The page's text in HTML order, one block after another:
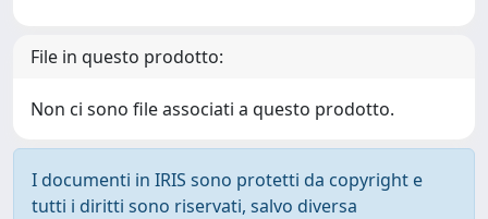
File in questo prodotto:
Non ci sono file associati a questo prodotto.
I documenti in IRIS sono protetti da copyright e
tutti i diritti sono riservati, salvo diversa